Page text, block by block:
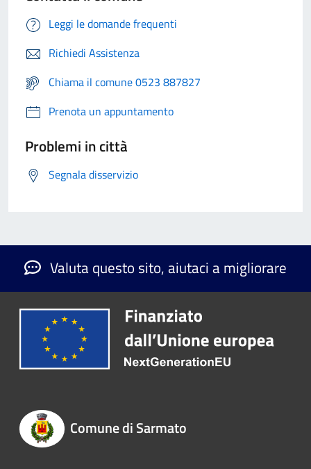
Leggi le domande frequenti
Richiedi Assistenza
Chiama il comune 0523 887827
Prenota un appuntamento
Problemi in città
Segnala disservizio
Valuta questo sito, aiutaci a migliorare
Comune di Sarmato